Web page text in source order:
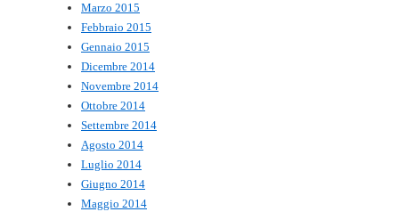
Marzo 2015
Febbraio 2015
Gennaio 2015
Dicembre 2014
Novembre 2014
Ottobre 2014
Settembre 2014
Agosto 2014
Luglio 2014
Giugno 2014
Maggio 2014